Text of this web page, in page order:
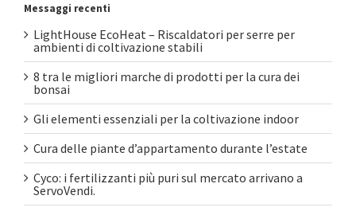
Messaggi recenti
LightHouse EcoHeat – Riscaldatori per serre per
ambienti di coltivazione stabili
8 tra le migliori marche di prodotti per la cura dei
bonsai
Gli elementi essenziali per la coltivazione indoor
Cura delle piante d’appartamento durante l’estate
Cyco: i fertilizzanti più puri sul mercato arrivano a
ServoVendi.